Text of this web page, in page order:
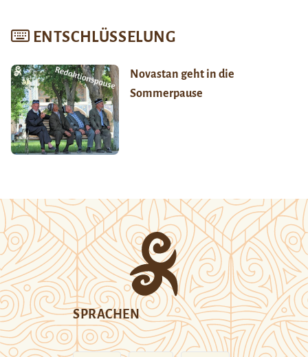
ENTSCHLÜSSELUNG
Novastan geht in die
Sommerpause
SPRACHEN